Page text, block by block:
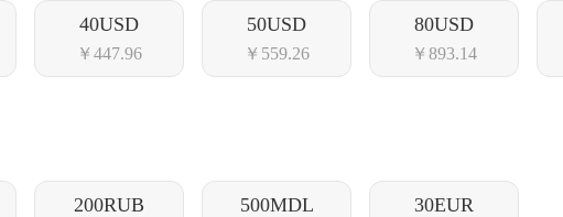
40USD
￥447.96
50USD
￥559.26
80USD
￥893.14
200RUB 500MDL 30EUR